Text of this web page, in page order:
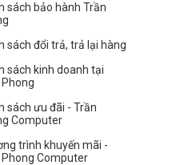
sách bảo hành Trần
sách đổi trả, trả lại hàng
sách kinh doanh tại
sách ưu đãi - Trần
Computer
trình khuyến mãi -
Phong Computer